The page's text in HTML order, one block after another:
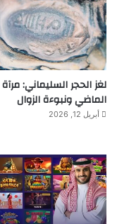
لغز الحجر السليماني: مرآة
الماضي ونبوءة الزوال
أبريل 12, 2026